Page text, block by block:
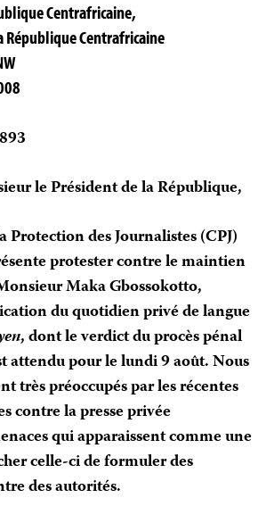
Centrafricaine,
République Centrafricaine
le Président de la République,
des Journalistes (CPJ)
protester contre le maintien
Maka Gbossokotto,
du quotidien privé de langue
, dont le verdict du procès pénal
attendu pour le lundi 9 août. Nous
très préoccupés par les récentes
contre la presse privée
qui apparaissent comme une
celle-ci de formuler des
des autorités.